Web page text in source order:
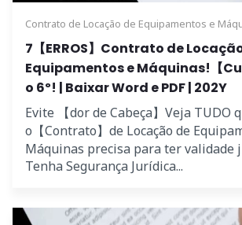
Contrato de Locação de Equipamentos e
7【ERROS】Contrato de
Equipamentos e Máquinas!【
o 6º! | Baixar Word e PDF | 202Y
Evite 【dor de Cabeça】Veja TUDO
o【Contrato】de Locação de
Máquinas precisa para ter validade
Tenha Segurança Jurídica...